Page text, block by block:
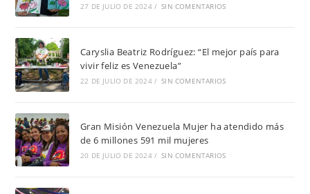
27 DE JULIO DE 2024 / SIN COMENTARIOS
Caryslia Beatriz Rodríguez: “El mejor país para
vivir feliz es Venezuela”
22 DE JULIO DE 2024 / SIN COMENTARIOS
Gran Misión Venezuela Mujer ha atendido más
de 6 millones 591 mil mujeres
20 DE JULIO DE 2024 / SIN COMENTARIOS